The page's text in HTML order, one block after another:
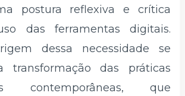
postura reflexiva e crítica
das ferramentas digitais.
dessa necessidade se
transformação das práticas
contemporâneas, que